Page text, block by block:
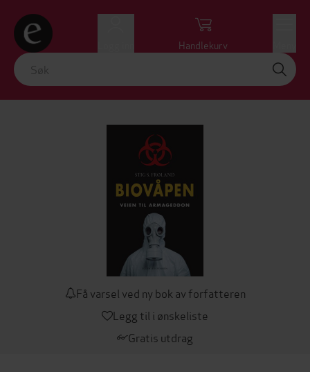
Handlekurv
Få varsel ved ny bok av forfatteren
Legg til i ønskeliste
Gratis utdrag